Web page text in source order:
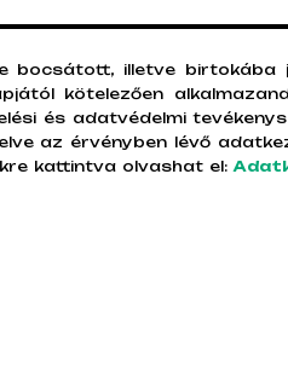
bocsátott, illetve
kötelezően
és adatvédelmi
az érvényben lévő
kattintva olvashat el: